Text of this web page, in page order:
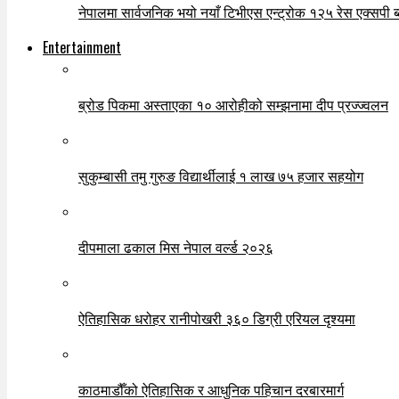
नेपालमा सार्वजनिक भयो नयाँ टिभीएस एन्ट्रोक १२५ रेस एक्सपी
Entertainment
ब्रोड पिकमा अस्ताएका १० आरोहीको सम्झनामा दीप प्रज्ज्वलन
सुकुम्बासी तमु गुरुङ विद्यार्थीलाई १ लाख ७५ हजार सहयोग
दीपमाला ढकाल मिस नेपाल वर्ल्ड २०२६
ऐतिहासिक धरोहर रानीपोखरी ३६० डिग्री एरियल दृश्यमा
काठमाडौँको ऐतिहासिक र आधुनिक पहिचान दरबारमार्ग